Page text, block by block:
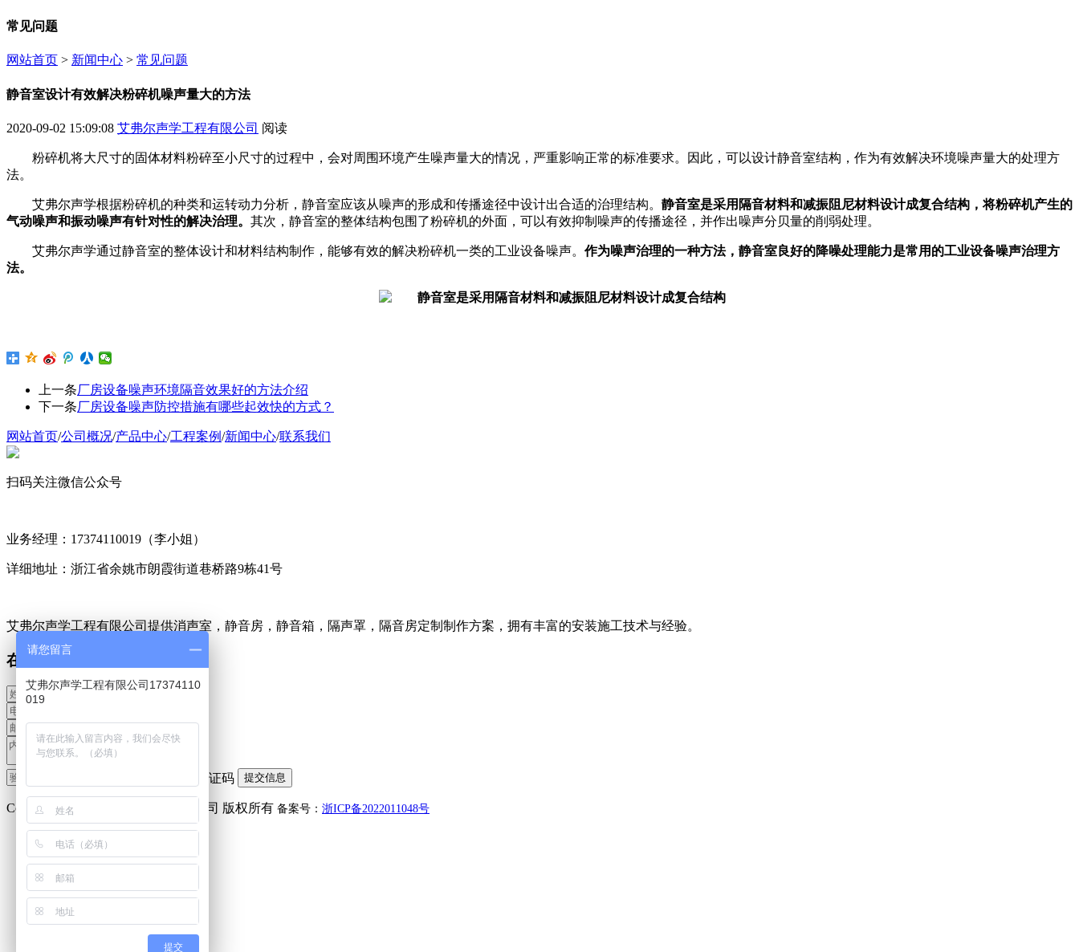
常见问题
网站首页 > 新闻中心 > 常见问题
静音室设计有效解决粉碎机噪声量大的方法
2020-09-02 15:09:08 艾弗尔声学工程有限公司 阅读
粉碎机将大尺寸的固体材料粉碎至小尺寸的过程中，会对周围环境产生噪声量大的情况，严重影响正常的标准要求。因此，可以设计静音室结构，作为有效解决环境噪声量大的处理方
法。
艾弗尔声学根据粉碎机的种类和运转动力分析，静音室应该从噪声的形成和传播途径中设计出合适的治理结构。 静音室是采用隔音材料和减振阻尼材料设计成复合结构，将粉碎机产生的
气动噪声和振动噪声有针对性的解决治理。 其次，静音室的整体结构包围了粉碎机的外面，可以有效抑制噪声的传播途径，并作出噪声分贝量的削弱处理。
艾弗尔声学通过静音室的整体设计和材料结构制作，能够有效的解决粉碎机一类的工业设备噪声。 作为噪声治理的一种方法，静音室良好的降噪处理能力是常用的工业设备噪声治理方
法。
上一条厂房设备噪声环境隔音效果好的方法介绍
下一条厂房设备噪声防控措施有哪些起效快的方式？
网站首页/公司概况/产品中心/工程案例/新闻中心/联系我们
扫码关注微信公众号
业务经理：17374110019（李小姐）
详细地址：浙江省余姚市朗霞街道巷桥路9栋41号
艾弗尔声学工程有限公司提供消声室，静音房，静音箱，隔声罩，隔音房定制制作方案，拥有丰富的安装施工技术与经验。
在线留言
Copyright(C) 艾弗尔声学工程有限公司 版权所有 备案号： 浙ICP备2022011048号
微信咨询
李小姐：
17374110019
请您留言
艾弗尔声学工程有限公司17374110
019
提交